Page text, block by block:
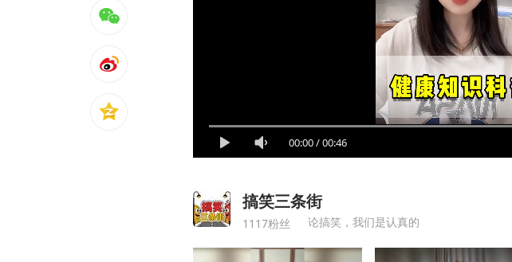
00:00/00:46
搞笑三条街
1117粉丝 论搞笑，我们是认真的